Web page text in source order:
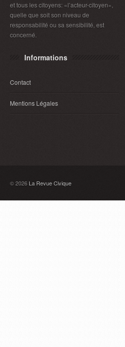
et tous les citoyens: «l’acteur-citoyen»,
quelle que soit son niveau de
responsabilité ou sa sensibilité, est
concerné.
Informations
Contact
Mentions Légales
© 2026 La Revue Civique